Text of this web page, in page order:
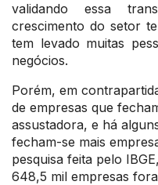
validando essa
crescimento do setor
tem levado muitas
negócios.
Porém, em
de empresas que
assustadora, e há
fecham-se mais
pesquisa feita pelo
648,5 mil empresas